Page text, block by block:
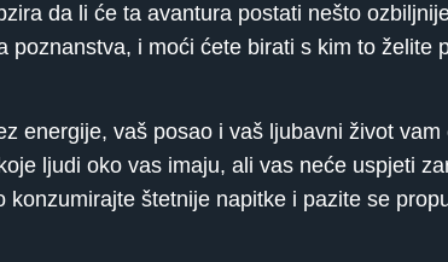
da li će ta avantura postati nešto
i moći ćete birati s kim to želite
energije, vaš posao i vaš ljubavni život
ljudi oko vas imaju, ali vas neće uspjeti
štetnije napitke i pazite se